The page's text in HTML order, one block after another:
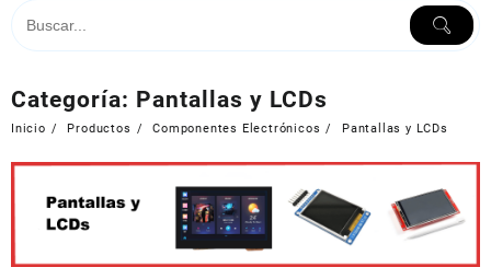
Categoría: Pantallas y LCDs
Inicio Productos Componentes Electrónicos Pantallas y LCDs